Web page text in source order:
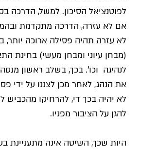
לפוטנציאל הסיכון. למשל, הדרכה
אם לא עזרה, הדרכה מתקדמת
לא עזרה תהיה פסילה ארוכה יותר,
(מבחן עיוני ומבחן מעשי) בחינת
לנהיגה וכו'. בכך, בשלב ראשון
את הנהג, לאחר מכן לצננו על ידי
לא יהיה בכך די, להרחיקו מהכביש
להגן על הציבור מפניו.
היות שכך, השיטה אינה מתעניינת